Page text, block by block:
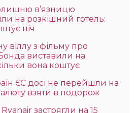
в’язницю
на розкішний готель:
ніч
віллу з фільму про
виставили на
вона коштує
ЄС досі не перейшли на
взяти в подорож
застрягли на 15